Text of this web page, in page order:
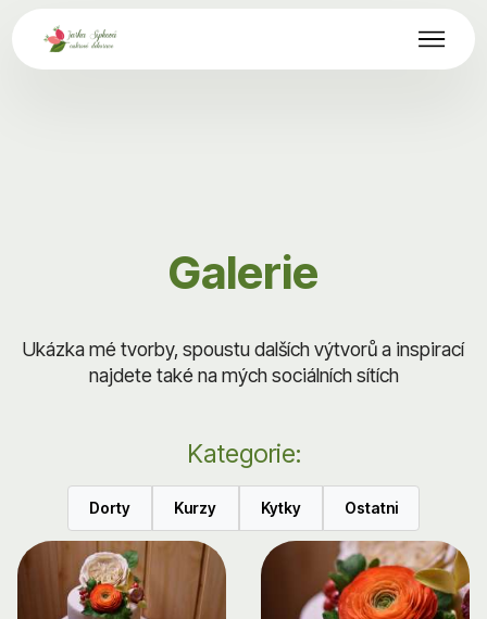
Galerie
Ukázka mé tvorby, spoustu dalších výtvorů a inspirací
najdete také na mých sociálních sítích
Kategorie:
Dorty Kurzy Kytky Ostatni